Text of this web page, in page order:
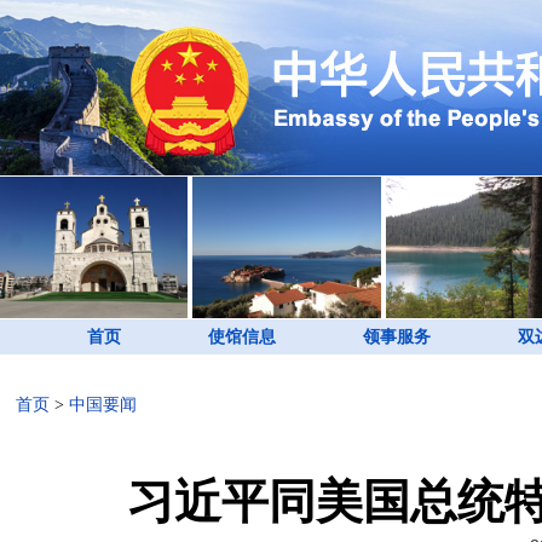
首页 使馆信息 领事服务 双
首页 > 中国要闻
习近平同美国总统